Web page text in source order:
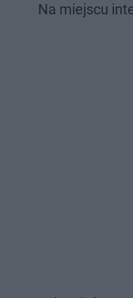
Na miejscu